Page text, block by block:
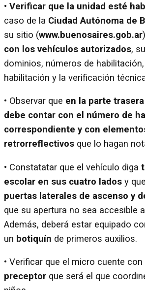
• Verificar que la unidad esté
caso de la Ciudad Autónoma de
su sitio (www.buenosaires.gob.ar
con los vehículos autorizados,
dominios, números de
habilitación y la verificación
• Observar que en la parte
debe contar con el número de
correspondiente y con
retrorreflectivos que lo hagan
• Constatatar que el vehículo diga
escolar en sus cuatro lados y
puertas laterales de ascenso y
que su apertura no sea accesible
Además, deberá estar equipado
un botiquín de primeros auxilios.
• Verificar que el micro cuente con
preceptor que será el que